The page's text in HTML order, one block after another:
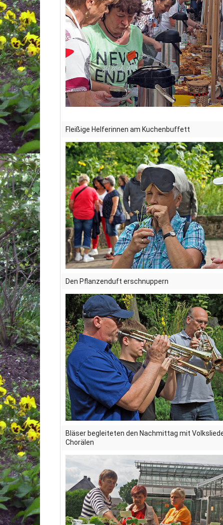
Fleißige Helferinnen am Kuchenbuffett
Den Pflanzenduft erschnuppern
Bläser begleiteten den Nachmittag mit
Chorälen